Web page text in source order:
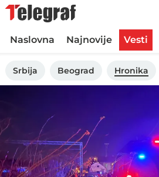
Naslovna Najnovije Vesti
Srbija Beograd Hronika